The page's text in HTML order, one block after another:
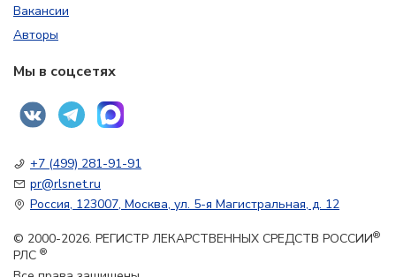
Вакансии
Авторы
Мы в соцсетях
+7 (499) 281-91-91
pr@rlsnet.ru
Россия, 123007, Москва, ул. 5-я Магистральная, д. 12
© 2000-2026. РЕГИСТР ЛЕКАРСТВЕННЫХ СРЕДСТВ РОССИИ®
РЛС ®